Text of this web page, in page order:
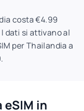
costa €4.99
dati si attivano al
per Thailandia a
eSIM in